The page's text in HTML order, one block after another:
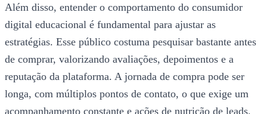
Além disso, entender o comportamento do consumidor
digital educacional é fundamental para ajustar as
estratégias. Esse público costuma pesquisar bastante antes
de comprar, valorizando avaliações, depoimentos e a
reputação da plataforma. A jornada de compra pode ser
longa, com múltiplos pontos de contato, o que exige um
acompanhamento constante e ações de nutrição de leads.